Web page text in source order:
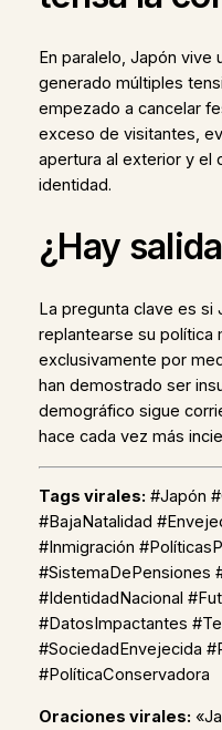
En paralelo, Japón vive
generado múltiples
empezado a cancelar
exceso de visitantes,
apertura al exterior y el
identidad.
¿Hay
La pregunta clave es si
replantearse su política
exclusivamente por
han demostrado ser
demográfico sigue
hace cada vez más
Tags virales: #Japón
#BajaNatalidad
#Inmigración
#SistemaDePensiones
#IdentidadNacional
#DatosImpactantes
#SociedadEnvejecida
#PolíticaConservadora
Oraciones virales: